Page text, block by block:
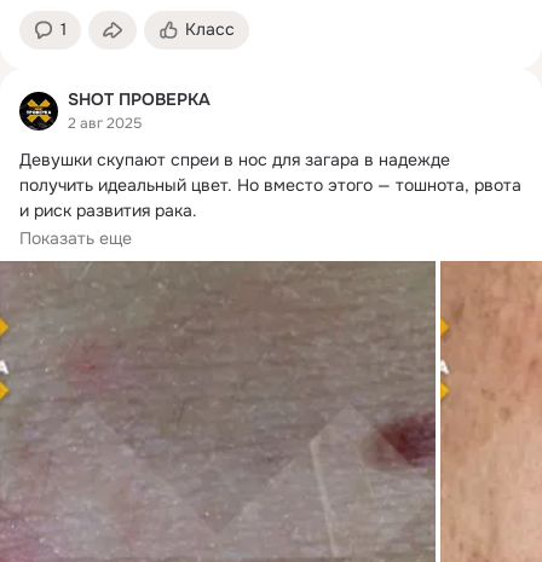
1 Класс
SHOT ПРОВЕРКА
2 авг 2025
Девушки скупают спреи в нос для загара в надежде
получить идеальный цвет. Но вместо этого — тошнота, рвота
и риск развития рака.
По...
Показать еще